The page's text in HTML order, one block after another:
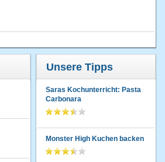
Unsere Tipps
Saras Kochunterricht: Pasta
Carbonara
Monster High Kuchen backen